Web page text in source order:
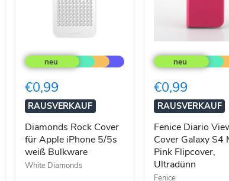
Rock
Cover
Apple
iPhone
5/5s
weiß
Bulkware
€0,99
RAUSVERKAUF
Diamonds Rock Cover
für Apple iPhone 5/5s
weiß Bulkware
White Diamonds
Diario
View
Galaxy
S4
Mini
Pink
Flipcover,
Ultradünn
€0,99
RAUSVERKAUF
Fenice Diario
Cover Galaxy S4
Pink Flipcover,
Ultradünn
Fenice